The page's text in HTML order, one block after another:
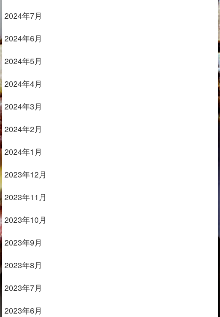
2024年7月
2024年6月
2024年5月
2024年4月
2024年3月
2024年2月
2024年1月
2023年12月
2023年11月
2023年10月
2023年9月
2023年8月
2023年7月
2023年6月